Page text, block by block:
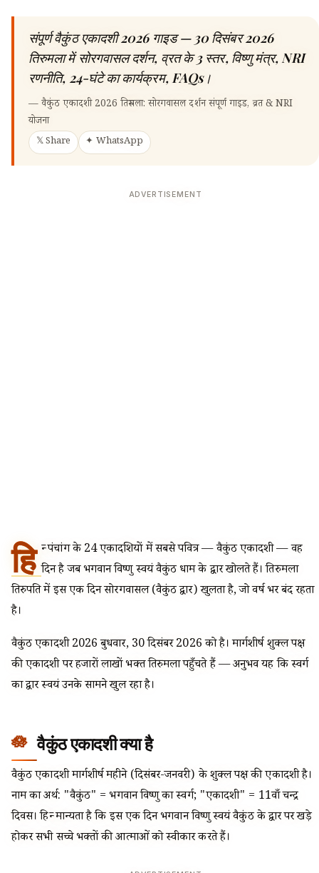
संपूर्ण वैकुंठ एकादशी 2026 गाइड — 30 दिसंबर 2026
तिरुमला में सोरगवासल दर्शन, व्रत के 3 स्तर, विष्णु मंत्र, NRI
रणनीति, 24-घंटे का कार्यक्रम, FAQs।
—वैकुंठ एकादशी 2026 तिरुमला: सोरगवासल दर्शन संपूर्ण गाइड, व्रत & NRI
योजना
𝕏 Share ✦ WhatsApp
ADVERTISEMENT
हि न्दू पंचांग के 24 एकादशियों में सबसे पवित्र — वैकुंठ एकादशी — वह
दिन है जब भगवान विष्णु स्वयं वैकुंठ धाम के द्वार खोलते हैं। तिरुमला
तिरुपति में इस एक दिन सोरगवासल (वैकुंठ द्वार) खुलता है, जो वर्ष भर बंद रहता
है।
वैकुंठ एकादशी 2026 बुधवार, 30 दिसंबर 2026 को है। मार्गशीर्ष शुक्ल पक्ष
की एकादशी पर हजारों लाखों भक्त तिरुमला पहुँचते हैं — अनुभव यह कि स्वर्ग
का द्वार स्वयं उनके सामने खुल रहा है।
वैकुंठ एकादशी क्या है
वैकुंठ एकादशी मार्गशीर्ष महीने (दिसंबर-जनवरी) के शुक्ल पक्ष की एकादशी है।
नाम का अर्थ: "वैकुंठ" = भगवान विष्णु का स्वर्ग; "एकादशी" = 11वाँ चन्द्र
दिवस। हिन्दू मान्यता है कि इस एक दिन भगवान विष्णु स्वयं वैकुंठ के द्वार पर खड़े
होकर सभी सच्चे भक्तों की आत्माओं को स्वीकार करते हैं।